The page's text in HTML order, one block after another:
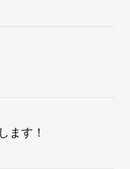
ます！